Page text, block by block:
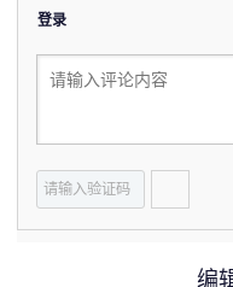
登录
编